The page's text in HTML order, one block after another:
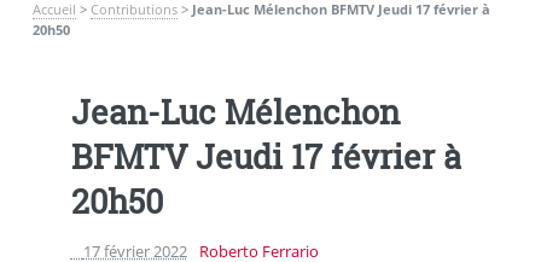
Accueil > Contributions> Jean-Luc Mélenchon BFMTV Jeudi 17 février à
20h50
Jean-Luc Mélenchon
BFMTV Jeudi 17 février à
20h50
17 février 2022
Roberto Ferrario